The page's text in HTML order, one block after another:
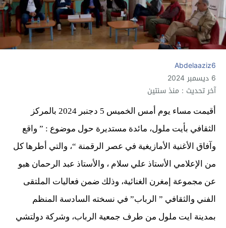
Abdelaaziz6
6 ديسمبر 2024
آخر تحديث : منذ سنتين
أقيمت مساء يوم أمس الخميس 5 دجنبر 2024 بالمركز
الثقافي بأيت ملول، مائدة مستديرة حول موضوع : ” واقع
وآفاق الأغنية الأمازيغية في عصر الرقمنة “، والتي أطرها كل
من الإعلامي الأستاذ علي سلام ، والأستاذ عبد الرحمان هبو
عن مجموعة إمغرن الغنائية، وذلك ضمن فعاليات الملتقى
الفني والثقافي ” الرباب” في نسخته السادسة المنظم
بمدينة ايت ملول من طرف جمعية الرباب، وشركة دولتشي